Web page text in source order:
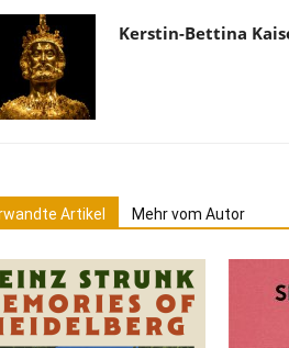
Kerstin-Bettina
Artikel Mehr vom Autor